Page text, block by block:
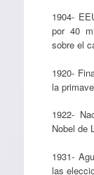
1904-
por 40
sobre el
1920-
la
1922-
Nobel de
1931-
las